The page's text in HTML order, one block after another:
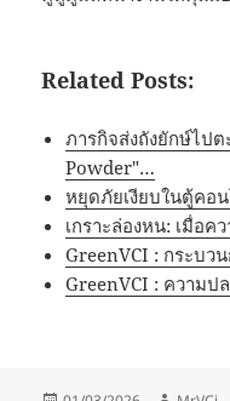
Related Posts:
ภารกิจส่งถังยักษ์ไป
Powder"…
หยุดภัยเงียบในตู้คอ
เกราะล่องหน: เมื่อ
GreenVCI : กระบว
GreenVCI : ความ